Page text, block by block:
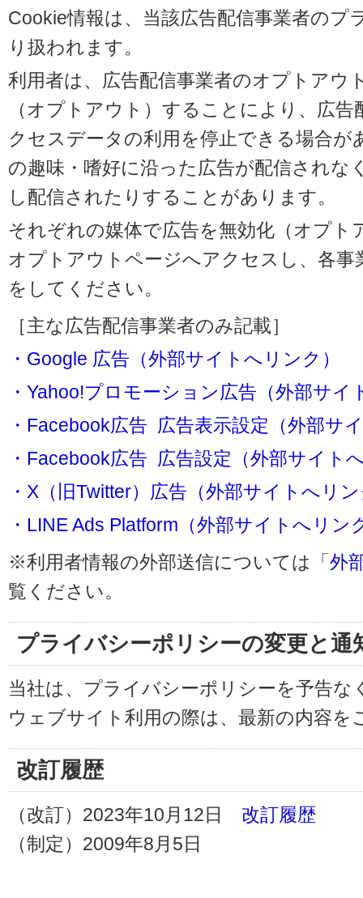
Cookie情報は、当該広告配信事業者のプ
り扱われます。
利用者は、広告配信事業者のオプトアウ
（オプトアウト）することにより、広
クセスデータの利用を停止できる場合が
の趣味・嗜好に沿った広告が配信されな
し配信されたりすることがあります。
それぞれの媒体で広告を無効化（オプト
オプトアウトページへアクセスし、各
をしてください。
［主な広告配信事業者のみ記載］
・Google 広告（外部サイトへリンク）
・Yahoo!プロモーション広告（外部サイ
・Facebook広告 広告表示設定（外部サ
・Facebook広告 広告設定（外部サイト
・X（旧Twitter）広告（外部サイトへリ
・LINE Ads Platform（外部サイトへリン
※利用者情報の外部送信については「外
覧ください。
プライバシーポリシーの変更と通
当社は、プライバシーポリシーを予告
ウェブサイト利用の際は、最新の内容を
改訂履歴
（改訂）2023年10月12日 改訂履歴
（制定）2009年8月5日